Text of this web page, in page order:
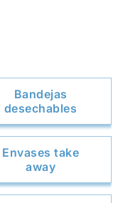
Bandejas
desechables
Envases take
away